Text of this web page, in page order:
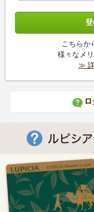
こちらか
様々なメ
≫ 詳